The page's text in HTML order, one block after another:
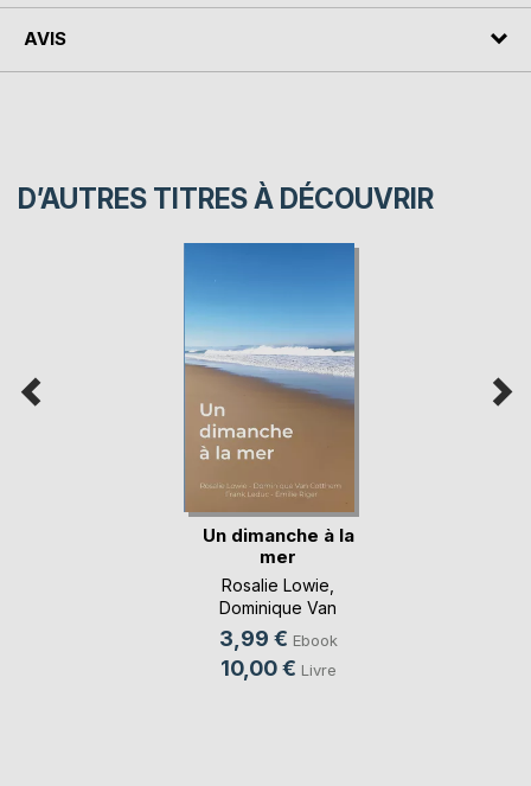
AVIS
D’AUTRES TITRES À DÉCOUVRIR
Un dimanche à la
mer
Rosalie Lowie
Dominique Van
Cotthem
3,99 € Ebook
10,00 € Livre